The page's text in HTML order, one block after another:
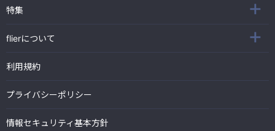
特集
flierについて
利用規約
プライバシーポリシー
情報セキュリティ基本方針